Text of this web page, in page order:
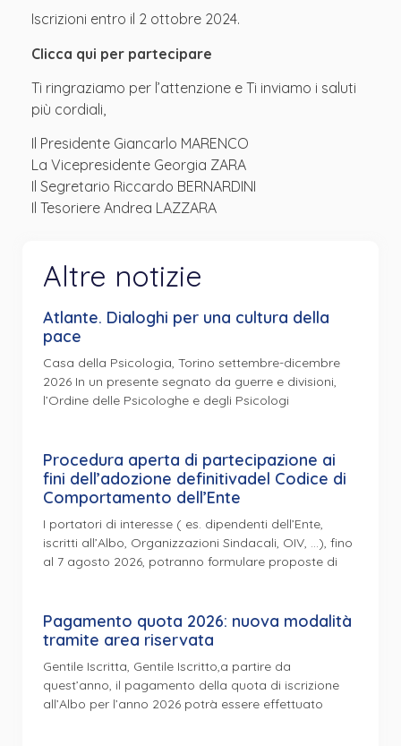
Iscrizioni entro il 2 ottobre 2024.
Clicca qui per partecipare
Ti ringraziamo per l’attenzione e Ti inviamo i saluti
più cordiali,
Il Presidente Giancarlo MARENCO
La Vicepresidente Georgia ZARA
Il Segretario Riccardo BERNARDINI
Il Tesoriere Andrea LAZZARA
Altre notizie
Atlante. Dialoghi per una cultura della
pace
Casa della Psicologia, Torino settembre-dicembre
2026 In un presente segnato da guerre e divisioni,
l’Ordine delle Psicologhe e degli Psicologi
Procedura aperta di partecipazione ai
fini dell’adozione definitivadel Codice di
Comportamento dell’Ente
I portatori di interesse ( es. dipendenti dell’Ente,
iscritti all’Albo, Organizzazioni Sindacali, OIV, …), fino
al 7 agosto 2026, potranno formulare proposte di
Pagamento quota 2026: nuova modalità
tramite area riservata
Gentile Iscritta, Gentile Iscritto,a partire da
quest’anno, il pagamento della quota di iscrizione
all’Albo per l’anno 2026 potrà essere effettuato